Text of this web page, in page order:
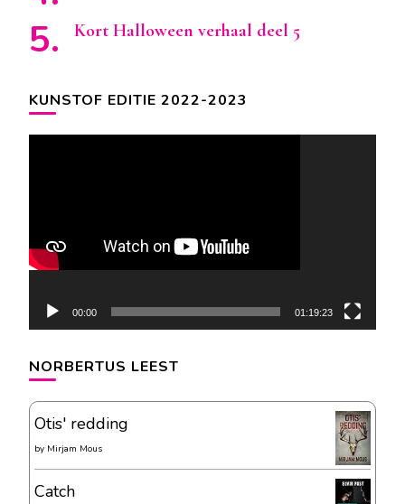
Kort Halloween verhaal deel 5
KUNSTOF EDITIE 2022-2023
00:00 01:19:23
NORBERTUS LEEST
Otis' redding
by Mirjam Mous
Catch